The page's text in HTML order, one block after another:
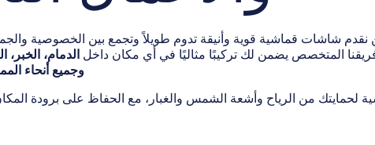
نقدم شاشات قماشية قوية وأنيقة تدوم طويلاً وتجمع بين الخصوصية
المتخصص يضمن لك تركيبًا مثاليًا في أي مكان داخل الدمام،
وجميع أنحاء
لحمايتك من الرياح وأشعة الشمس والغبار، مع الحفاظ على برودة